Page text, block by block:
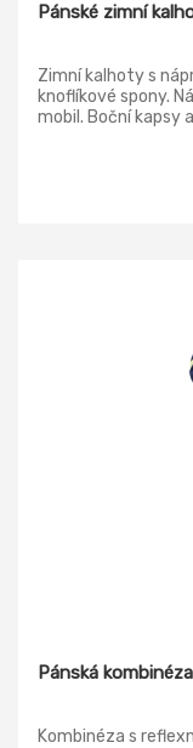
Pánské zimní
Zimní kalhoty s
knoflíkové spony.
mobil. Boční kapsy
reflexní pruhy o
Pánská
Kombinéza s